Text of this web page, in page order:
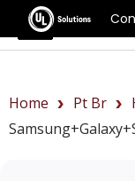
Home Pt Br